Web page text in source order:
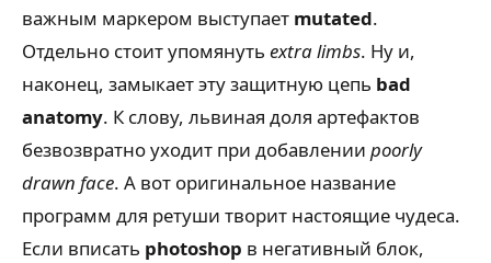
важным маркером выступает mutated.
Отдельно стоит упомянуть extra limbs. Ну и,
наконец, замыкает эту защитную цепь bad
anatomy. К слову, львиная доля артефактов
безвозвратно уходит при добавлении poorly
drawn face. А вот оригинальное название
программ для ретуши творит настоящие чудеса.
Если вписать photoshop в негативный блок,